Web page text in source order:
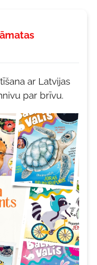
ar Latvijas
par brīvu.